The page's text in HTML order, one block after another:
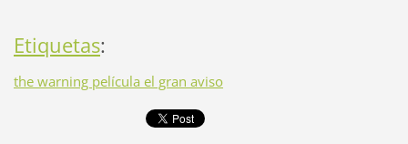
Etiquetas:
the warning película el gran aviso